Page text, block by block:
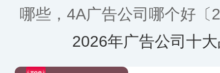
哪些，4A广告公司哪个好〔
2026年广告公司十